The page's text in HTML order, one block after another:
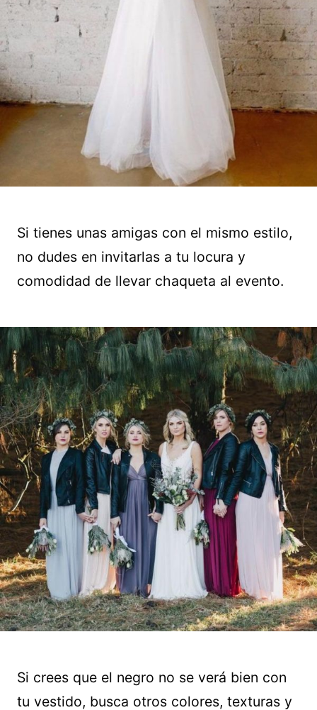
Si tienes unas amigas con el mismo estilo,
no dudes en invitarlas a tu locura y
comodidad de llevar chaqueta al evento.
Si crees que el negro no se verá bien con
tu vestido, busca otros colores, texturas y